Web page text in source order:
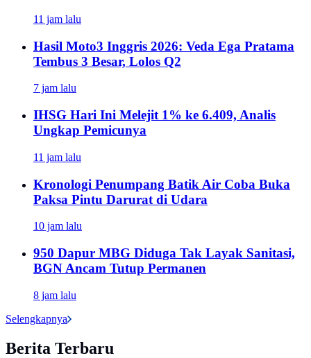
11 jam lalu
Hasil Moto3 Inggris 2026: Veda Ega Pratama
Tembus 3 Besar, Lolos Q2
7 jam lalu
IHSG Hari Ini Melejit 1% ke 6.409, Analis
Ungkap Pemicunya
11 jam lalu
Kronologi Penumpang Batik Air Coba Buka
Paksa Pintu Darurat di Udara
10 jam lalu
950 Dapur MBG Diduga Tak Layak Sanitasi,
BGN Ancam Tutup Permanen
8 jam lalu
Selengkapnya
Berita Terbaru